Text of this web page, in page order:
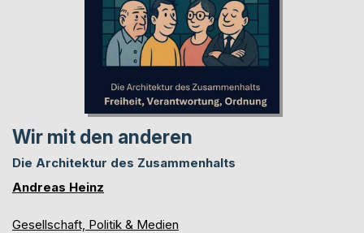
Wir mit den anderen
Die Architektur des Zusammenhalts
Andreas Heinz
Gesellschaft, Politik & Medien